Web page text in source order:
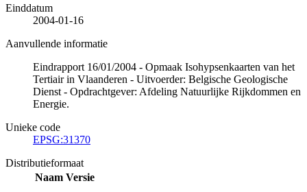
Einddatum
2004-01-16
Aanvullende informatie
Eindrapport 16/01/2004 - Opmaak Isohypsenkaarten van het
Tertiair in Vlaanderen - Uitvoerder: Belgische Geologische
Dienst - Opdrachtgever: Afdeling Natuurlijke Rijkdommen en
Energie.
Unieke code
EPSG:31370
Distributieformaat
Naam Versie